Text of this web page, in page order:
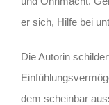
er sich, Hilfe bei
Die Autorin
dem scheinbar